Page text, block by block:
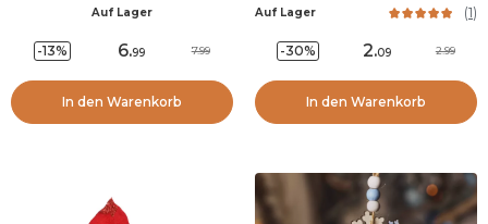
Auf Lager
-13% 6.99 7.99
In den Warenkorb
glitzernd
Auf Lager (1)
-30% 2.09 2.99
In den Warenkorb